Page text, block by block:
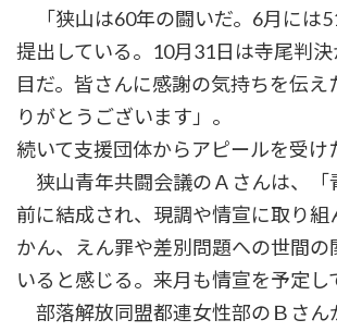
「狭山は60年の闘いだ。6月には
提出している。10月31日は寺尾判
目だ。皆さんに感謝の気持ちを伝え
りがとうございます」。
続いて支援団体からアピールを受け
狭山青年共闘会議のＡさんは、「
前に結成され、現調や情宣に取り組
かん、えん罪や差別問題への世間の
いると感じる。来月も情宣を予定し
部落解放同盟都連女性部のＢさん